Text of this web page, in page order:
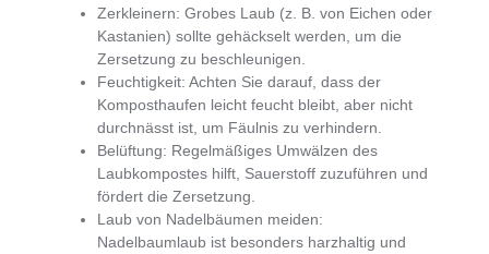
Zerkleinern: Grobes Laub (z. B. von Eichen oder
Kastanien) sollte gehäckselt werden, um die
Zersetzung zu beschleunigen.
Feuchtigkeit: Achten Sie darauf, dass der
Komposthaufen leicht feucht bleibt, aber nicht
durchnässt ist, um Fäulnis zu verhindern.
Belüftung: Regelmäßiges Umwälzen des
Laubkompostes hilft, Sauerstoff zuzuführen und
fördert die Zersetzung.
Laub von Nadelbäumen meiden:
Nadelbaumlaub ist besonders harzhaltig und